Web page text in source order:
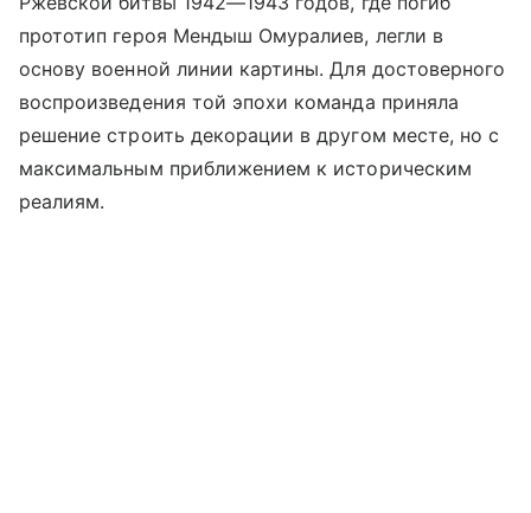
прототип героя Мендыш Омуралиев, легли в
основу военной линии картины. Для достоверного
воспроизведения той эпохи команда приняла
решение строить декорации в другом месте, но с
максимальным приближением к историческим
реалиям.